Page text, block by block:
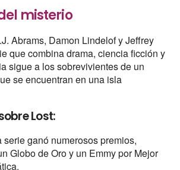
misterio
Abrams, Damon Lindelof y Jeffrey
que combina drama, ciencia ficción y
sigue a los sobrevivientes de un
se encuentran en una isla
Lost:
serie ganó numerosos premios,
Globo de Oro y un Emmy por Mejor